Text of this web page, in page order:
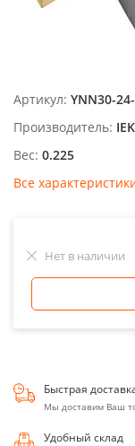
Артикул: YNN30-
Производитель: IEK
Вес: 0.225
Все
Нет в наличии
Быстрая
Мы доставим Ваш
Удобный склад